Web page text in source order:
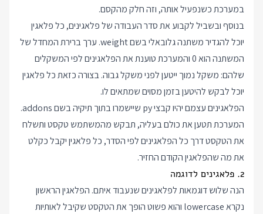
במערכת כשנפעיל אותה, וזה חלק מהקסם.
בנוסף ובשביל לקבוע את סדר העבודה של פלאגינים, כל פלאגין
יוכל להגדיר משתנה גלובאלי בשם weight. ערך ברירת המחדל של
המשתנה הוא 0 והמערכת טוענת את הפלאגינים לפי המשקלים
שלהם: משקל נמוך ייטען לפני משקל גבוה. בצורה כזאת כל פלאגין
יוכל לבקש להיטען בזמן מסוים שמתאים לו.
הפלאגינים עצמם יהיו קבצי py שיישמרו בתוך תיקיה בשם addons.
המערכת תטען את כולם בעליה, תבקש מהמשתמש טקסט ותשלח
את הטקסט דרך כל הפלאגינים לפי הסדר, כל פלאגין יקבל כקלט
את מה שהפלאגין הקודם החזיר.
2. פלאגינים לדוגמה
הנה שלוש דוגמאות לפלאגינים שנעבוד איתם. הפלאגין הראשון
נקרא lowercase והוא פשוט הופך את הטקסט שקיבל לאותיות